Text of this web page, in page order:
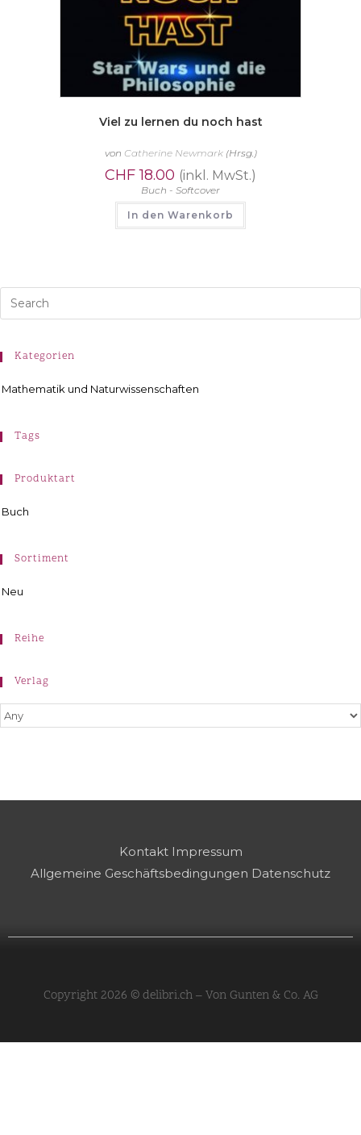
Viel zu lernen du noch hast
von Catherine Newmark(Hrsg.)
CHF18.00 (inkl. MwSt.)
Buch - Softcover
In den Warenkorb
Kategorien
Mathematik und Naturwissenschaften
Tags
Produktart
Buch
Sortiment
Neu
Reihe
Verlag
Kontakt Impressum
Allgemeine Geschäftsbedingungen Datenschutz
Copyright 2026 © delibri.ch – Von Gunten & Co. AG